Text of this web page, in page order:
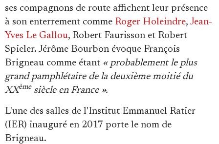
ses compagnons de route affichent leur présence
à son enterrement comme Roger Holeindre, Jean-
Yves Le Gallou, Robert Faurisson et Robert
Spieler. Jérôme Bourbon évoque François
Brigneau comme étant « probablement le plus
grand pamphlétaire de la deuxième moitié du
XXèmesiècle en France ».
L'une des salles de l'Institut Emmanuel Ratier
(IER) inauguré en 2017 porte le nom de
Brigneau.